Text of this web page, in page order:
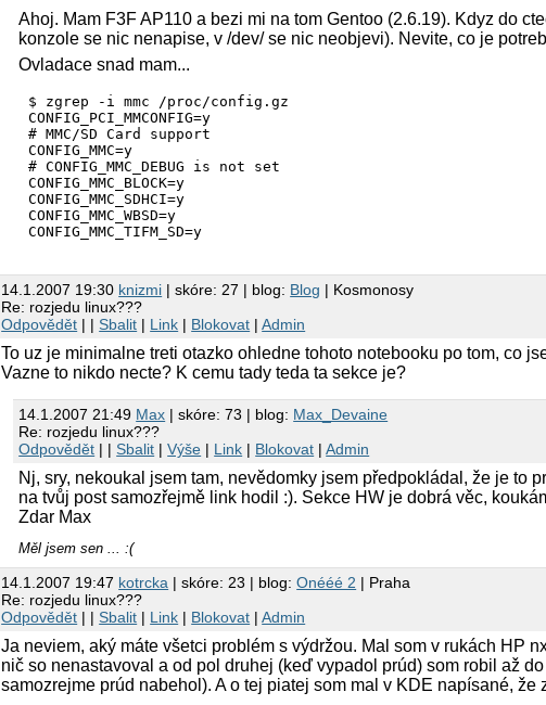
Ahoj. Mam F3F AP110 a bezi mi na tom Gentoo (2.6.19). Kdyz do
konzole se nic nenapise, v /dev/ se nic neobjevi). Nevite, co je
Ovladace snad mam...
$ zgrep -i mmc /proc/config.gz
CONFIG_PCI_MMCONFIG=y
# MMC/SD Card support
CONFIG_MMC=y
# CONFIG_MMC_DEBUG is not set
CONFIG_MMC_BLOCK=y
CONFIG_MMC_SDHCI=y
CONFIG_MMC_WBSD=y
CONFIG_MMC_TIFM_SD=y
14.1.2007 19:30 knizmi | skóre: 27 | blog: Blog | Kosmonosy
Re: rozjedu linux???
Odpovědět | |Sbalit | Link | Blokovat |Admin
To uz je minimalne treti otazko ohledne tohoto notebooku po tom, co
Vazne to nikdo necte? K cemu tady teda ta sekce je?
14.1.2007 21:49 Max | skóre: 73 | blog: Max_Devaine
Re: rozjedu linux???
Odpovědět | |Sbalit |Výše | Link | Blokovat |Admin
Nj, sry, nekoukal jsem tam, nevědomky jsem předpokládal, že je to
na tvůj post samozřejmě link hodil :). Sekce HW je dobrá věc,
Zdar Max
Měl jsem sen ... :(
14.1.2007 19:47 kotrcka | skóre: 23 | blog:Onééé 2 | Praha
Re: rozjedu linux???
Odpovědět | |Sbalit | Link | Blokovat |Admin
Ja neviem, aký máte všetci problém s výdržou. Mal som v rukách HP
nič so nenastavoval a od pol druhej (keď vypadol prúd) som robil až
samozrejme prúd nabehol). A o tej piatej som mal v KDE napísané,